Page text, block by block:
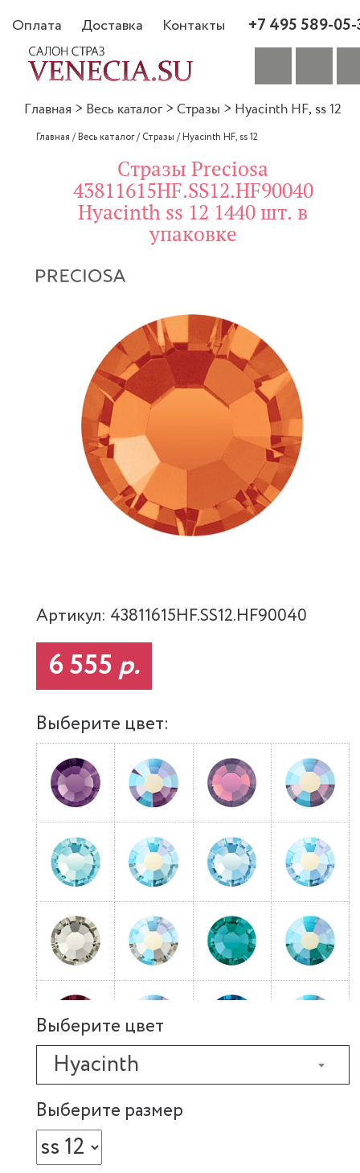
Оплата Доставка Контакты +7 495 589-
Главная > Весь каталог > Стразы > Hyacinth HF, ss 12
Главная /Весь каталог/Стразы /Hyacinth HF, ss 12
Стразы Preciosa
43811615HF.SS12.HF90040
Hyacinth ss 12 1440 шт. в
упаковке
Артикул: 43811615HF.SS12.HF90040
6 555 р.
Выберите цвет:
Выберите цвет
Hyacinth
Выберите размер